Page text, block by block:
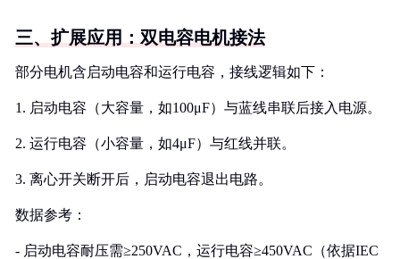
三、扩展应用：双电容电机接法
部分电机含启动电容和运行电容，接线逻辑如下：
1. 启动电容（大容量，如100μF）与蓝线串联后接入电源。
2. 运行电容（小容量，如4μF）与红线并联。
3. 离心开关断开后，启动电容退出电路。
数据参考：
- 启动电容耐压需≥250VAC，运行电容≥450VAC（依据IEC